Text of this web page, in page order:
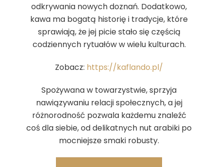
odkrywania nowych doznań. Dodatkowo,
kawa ma bogatą historię i tradycje, które
sprawiają, że jej picie stało się częścią
codziennych rytuałów w wielu kulturach.
Zobacz: https://kaflando.pl/
Spożywana w towarzystwie, sprzyja
nawiązywaniu relacji społecznych, a jej
różnorodność pozwala każdemu znaleźć
coś dla siebie, od delikatnych nut arabiki po
mocniejsze smaki robusty.